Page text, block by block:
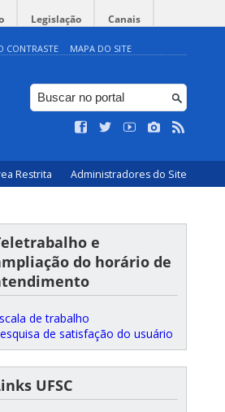
Legislação Canais
CONTRASTE MAPA DO SITE
Restrita Administradores do Site
e
do horário de
de trabalho
de satisfação do usuário
UFSC